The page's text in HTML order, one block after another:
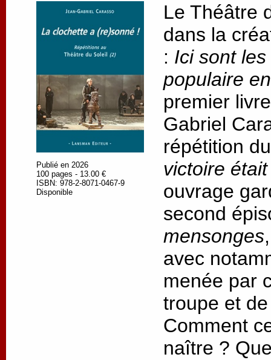
Publié en 2026
100 pages - 13.00 €
ISBN: 978-2-8071-0467-9
Disponible
Le Théâtre
dans la
: Ici sont
populaire
premier
Gabriel
répétition
victoire
ouvrage
second
mensonges
avec
menée par
troupe et
Comment
naître ?